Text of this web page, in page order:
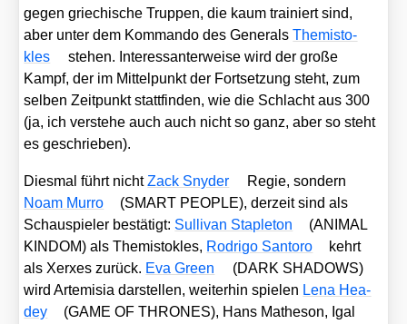
gegen grie­chi­sche Trup­pen, die kaum trai­niert sind,
aber unter dem Kom­man­do des Gene­ralsThe­mis­to­
kles
ste­hen. Inter­es­san­ter­wei­se wird der gro­ße
Kampf, der im Mit­tel­punkt der Fort­set­zung steht, zum
sel­ben Zeit­punkt statt­fin­den, wie die Schlacht aus 300
(ja, ich ver­ste­he auch auch nicht so ganz, aber so steht
es geschrie­ben).
Dies­mal führt nichtZack Sny­der
Regie, son­dern
Noam Mur­ro
(SMART PEOPLE), der­zeit sind als
Schau­spie­ler bestä­tigt: Sul­li­van Stap­le­ton
(ANIMAL
KINDOM) als The­mis­to­kles, Rodri­go San­to­ro
kehrt
als Xer­xes zurück. Eva Green
(DARK SHADOWS)
wird Arte­mi­sia dar­stel­len, wei­ter­hin spie­len Lena Hea­
dey
(GAME OF THRONES), Hans Mathe­son, Igal